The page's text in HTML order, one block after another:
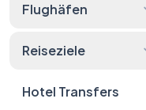
Flughäfen
Reiseziele
Hotel Transfers